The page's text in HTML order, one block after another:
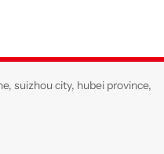
suizhou city, hubei province,